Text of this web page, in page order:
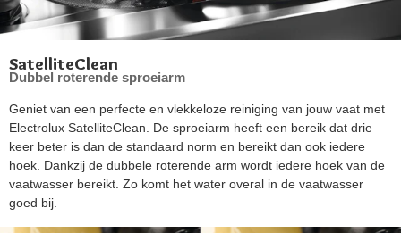
SatelliteClean
Dubbel roterende sproeiarm
Geniet van een perfecte en vlekkeloze reiniging van jouw vaat met
Electrolux SatelliteClean. De sproeiarm heeft een bereik dat drie
keer beter is dan de standaard norm en bereikt dan ook iedere
hoek. Dankzij de dubbele roterende arm wordt iedere hoek van de
vaatwasser bereikt. Zo komt het water overal in de vaatwasser
goed bij.